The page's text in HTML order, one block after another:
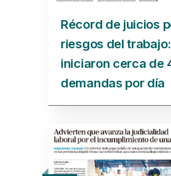
Récord de juicios
riesgos del
iniciaron cerca de
demandas por día